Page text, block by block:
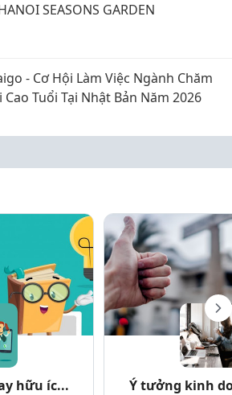
SEASONS GARDEN
- Cơ Hội Làm Việc Ngành Chăm
Tuổi Tại Nhật Bản Năm 2026
hữu íc... Ý tưởng kinh